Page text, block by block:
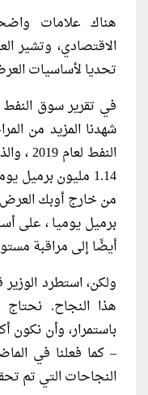
هناك علامات
الاقتصادي، وتشير
تحديا لأساسيات
في تقرير سوق
شهدنا المزيد من
النفط
1.14 مليون
برميل يوميا ، على
أيضًا إلى مراقبة
ولكن، استطرد الوزير
هذا النجاح.
باستمرار، وأن نكون
– كما فعلنا في
النجاحات التي تم